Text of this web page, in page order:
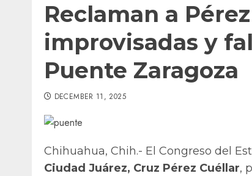
Reclaman a
improvisadas y
Puente Zaragoza
DECEMBER 11, 2025
Chihuahua, Chih.- El Congreso del
Ciudad Juárez, Cruz Pérez Cuéllar,